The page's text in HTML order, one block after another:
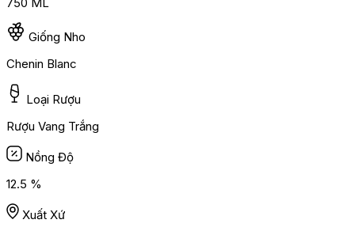
750 ML
Giống Nho
Chenin Blanc
Loại Rượu
Rượu Vang Trắng
Nồng Độ
12.5 %
Xuất Xứ